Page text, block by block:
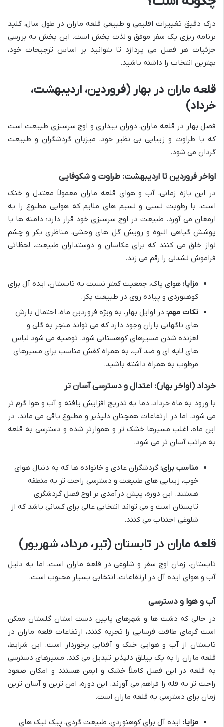
درک دقیق تغییرات اقلیمی و طبیعی قلعه ماران در طول سال، کلید
برنامه ریزی یک سفر موفق و لذت بخش است. این بخش به بررسی
جزئیات هر فصل می پردازد تا بتوانید بر اساس ترجیحات خود،
بهترین انتخاب را داشته باشید.
قلعه ماران در بهار (فروردین، اردیبهشت،
خرداد)
فصل بهار در قلعه ماران، دوران بیداری و اوج سرسبزی طبیعت است
که با طراوت و زیبایی بی نظیر خود، میزبان گردشگران و طبیعت
گردان می شود.
اواخر فروردین تا اردیبهشت: طراوت و شکوفایی
در این بازه زمانی، آب و هوای قلعه ماران معمولاً معتدل و خنک
است، با رطوبت نسبی و نسیم های ملایم که هوایی مطبوع را به
ارمغان می آورد. طبیعت در اوج سرسبزی خود قرار دارد؛ دامنه ها با
پوشش گیاهی انبوه و رویش گل های وحشی، مناظری بکر و چشم
نواز خلق می کنند که برای عکاسان و دوستداران طبیعت، لحظاتی
فراموش نشدنی را رقم می زند.
مزایا: هوای پاک، جمعیت کمتر نسبت به تابستان، ایده آل برای
کوهنوردی و پیاده روی در طبیعت بکر.
نکات مهم: در اوایل بهار، به ویژه فروردین ماه، احتمال بارش
های ناگهانی باران وجود دارد که می تواند منجر به گلی و
لغزنده شدن مسیرهای کوهستانی شود. توصیه می شود لباس
های لایه ای و ضد آب، به همراه کفش مناسب برای مسیرهای
مرطوب به همراه داشته باشید.
خرداد (اواخر بهار): اعتدال و دسترسی آسان تر
با ورود به ماه خرداد، دما به تدریج افزایش یافته و آب و هوا گرم تر
می شود، اما در ارتفاعات همچنان دلپذیر و مطبوع باقی می ماند. در
این ماه، اغلب مسیرها خشک تر و هموارتر شده و دسترسی به قلعه
به مراتب آسان تر می شود.
مناسب برای: گردشگران عادی و خانواده ها که به دنبال هوای
خوب، زیبایی های طبیعت و دسترسی راحت تر به منطقه
هستند. این دوره، پیش درآمدی بر اوج فصل گردشگری
تابستان است و می تواند انتخابی عالی برای کسانی باشد که از
شلوغی اجتناب می کنند.
قلعه ماران در تابستان (تیر، مرداد، شهریور)
تابستان، زمان اوج سفر و شلوغی در قلعه ماران است، اما به دلیل
آب و هوای ایده آل در ارتفاعات، انتخابی بسیار محبوب است.
آب و هوا و دسترسی
در حالی که دشت ها و شهرهای پایین دست استان گلستان ممکن
است گرمای طاقت فرسایی را تجربه کنند، ارتفاعات قلعه ماران در
تابستان از آب و هوایی خنک و آفتابی برخوردار است. این شرایط،
قلعه ماران را به یک ییلاق دلپذیر تبدیل می کند. مسیرهای دسترسی
به قلعه در این فصل کاملاً خشک و ایمن هستند و امکان صعود
راحت تر به قله را فراهم می آورند. این دوره، امن ترین و آسان ترین
زمان برای دسترسی به قلعه ماران است.
مزایا: ایده آل برای کوهنوردی، طبیعت گردی، پیک نیک های